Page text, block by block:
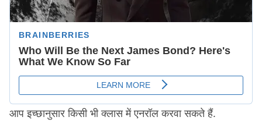
आप इच्छानुसार किसी भी क्लास में एनरॉल करवा सकते हैं.